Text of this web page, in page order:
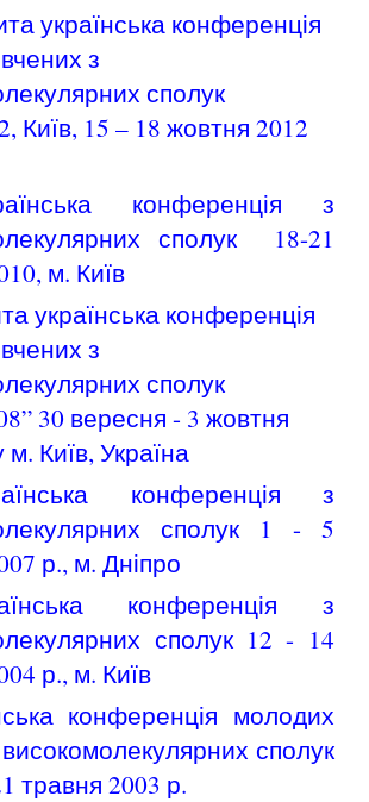
українська конференція
з
сполук
Київ, 15 – 18 жовтня 2012
конференція з
сполук 18-21
м. Київ
українська конференція
з
сполук
30 вересня - 3 жовтня
м. Київ, Україна
конференція з
сполук 1 - 5
р., м.Дніпро
конференція з
сполук 12 - 14
р., м. Київ
конференція молодих
сполук
травня 2003 р.